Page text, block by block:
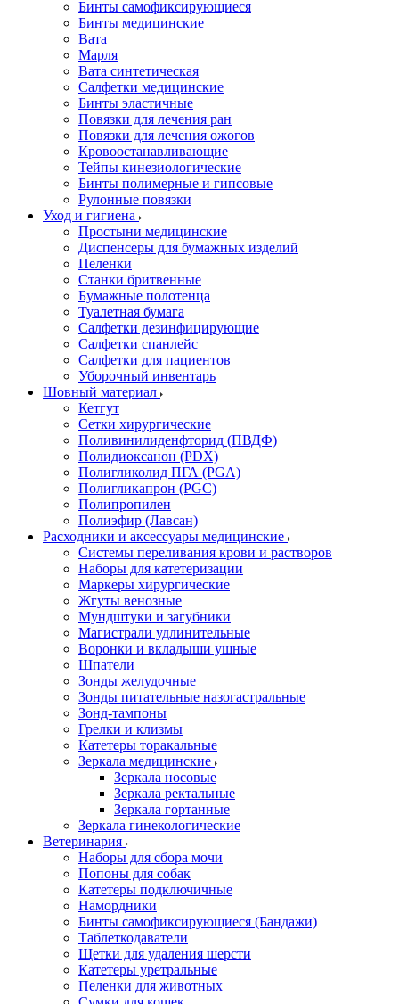
Бинты самофиксирующиеся
Бинты медицинские
Вата
Марля
Вата синтетическая
Салфетки медицинские
Бинты эластичные
Повязки для лечения ран
Повязки для лечения ожогов
Кровоостанавливающие
Тейпы кинезиологические
Бинты полимерные и гипсовые
Рулонные повязки
Уход и гигиена
Простыни медицинские
Диспенсеры для бумажных изделий
Пеленки
Станки бритвенные
Бумажные полотенца
Туалетная бумага
Салфетки дезинфицирующие
Салфетки спанлейс
Салфетки для пациентов
Уборочный инвентарь
Шовный материал
Кетгут
Сетки хирургические
Поливинилиденфторид (ПВДФ)
Полидиоксанон (PDX)
Полигликолид ПГА (PGA)
Полигликапрон (PGC)
Полипропилен
Полиэфир (Лавсан)
Расходники и аксессуары медицинские
Системы переливания крови и растворов
Наборы для катетеризации
Маркеры хирургические
Жгуты венозные
Мундштуки и загубники
Магистрали удлинительные
Воронки и вкладыши ушные
Шпатели
Зонды желудочные
Зонды питательные назогастральные
Зонд-тампоны
Грелки и клизмы
Катетеры торакальные
Зеркала медицинские
Зеркала носовые
Зеркала ректальные
Зеркала гортанные
Зеркала гинекологические
Ветеринария
Наборы для сбора мочи
Попоны для собак
Катетеры подключичные
Намордники
Бинты самофиксирующиеся (Бандажи)
Таблеткодаватели
Щетки для удаления шерсти
Катетеры уретральные
Пеленки для животных